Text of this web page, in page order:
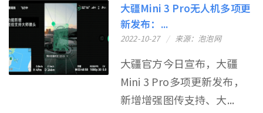
大疆Mini 3 Pro无人机多项更
新发布：...
2022-10-27 来源：泡泡网
大疆官方今日宣布，大疆
Mini 3 Pro多项更新发布，
新增增强图传支持、大...